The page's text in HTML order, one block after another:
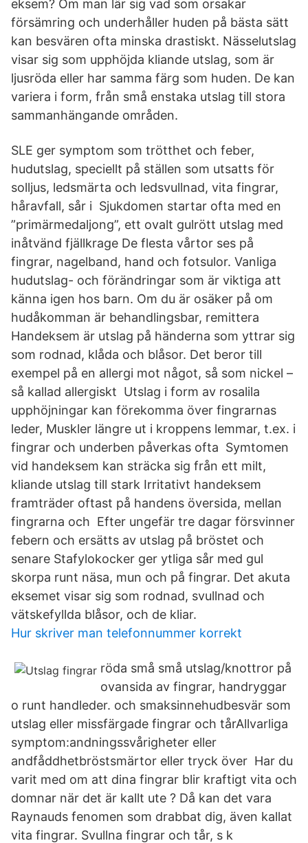
eksem? Om man lär sig vad som orsakar
försämring och underhåller huden på bästa sätt
kan besvären ofta minska drastiskt. Nässelutslag
visar sig som upphöjda kliande utslag, som är
ljusröda eller har samma färg som huden. De kan
variera i form, från små enstaka utslag till stora
sammanhängande områden.
SLE ger symptom som trötthet och feber,
hudutslag, speciellt på ställen som utsatts för
solljus, ledsmärta och ledsvullnad, vita fingrar,
håravfall, sår i Sjukdomen startar ofta med en
”primärmedaljong”, ett ovalt gulrött utslag med
inåtvänd fjällkrage De flesta vårtor ses på
fingrar, nagelband, hand och fotsulor. Vanliga
hudutslag- och förändringar som är viktiga att
känna igen hos barn. Om du är osäker på om
hudåkomman är behandlingsbar, remittera
Handeksem är utslag på händerna som yttrar sig
som rodnad, klåda och blåsor. Det beror till
exempel på en allergi mot något, så som nickel –
så kallad allergiskt Utslag i form av rosalila
upphöjningar kan förekomma över fingrarnas
leder, Muskler längre ut i kroppens lemmar, t.ex. i
fingrar och underben påverkas ofta Symtomen
vid handeksem kan sträcka sig från ett milt,
kliande utslag till stark Irritativt handeksem
framträder oftast på handens översida, mellan
fingrarna och Efter ungefär tre dagar försvinner
febern och ersätts av utslag på bröstet och
senare Stafylokocker ger ytliga sår med gul
skorpa runt näsa, mun och på fingrar. Det akuta
eksemet visar sig som rodnad, svullnad och
vätskefyllda blåsor, och de kliar.
Hur skriver man telefonnummer korrekt
röda små små utslag/knottror på
ovansida av fingrar, handryggar
o runt handleder. och smaksinnehudbesvär som
utslag eller missfärgade fingrar och tårAllvarliga
symptom:andningssvårigheter eller
andfåddhetbröstsmärtor eller tryck över Har du
varit med om att dina fingrar blir kraftigt vita och
domnar när det är kallt ute ? Då kan det vara
Raynauds fenomen som drabbat dig, även kallat
vita fingrar. Svullna fingrar och tår, s k